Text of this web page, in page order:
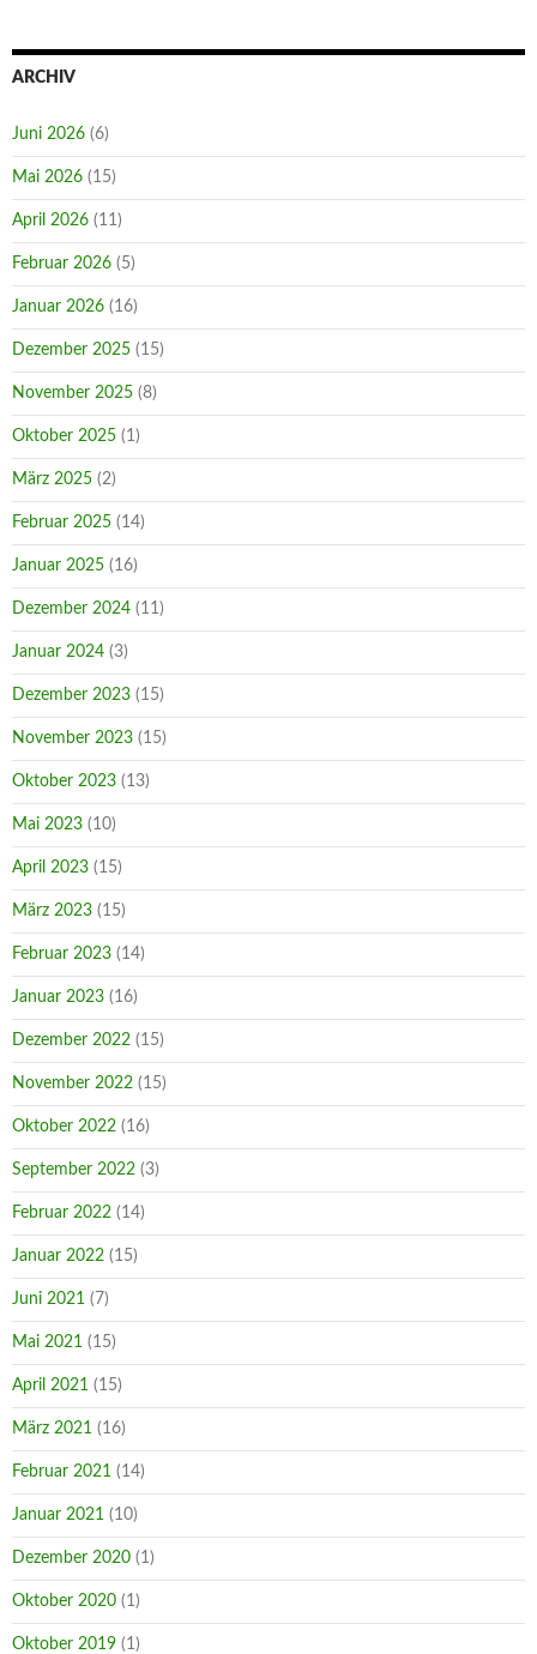
ARCHIV
Juni 2026 (6)
Mai 2026 (15)
April 2026 (11)
Februar 2026 (5)
Januar 2026 (16)
Dezember 2025 (15)
November 2025 (8)
Oktober 2025 (1)
März 2025 (2)
Februar 2025 (14)
Januar 2025 (16)
Dezember 2024 (11)
Januar 2024 (3)
Dezember 2023 (15)
November 2023 (15)
Oktober 2023 (13)
Mai 2023 (10)
April 2023 (15)
März 2023 (15)
Februar 2023 (14)
Januar 2023 (16)
Dezember 2022 (15)
November 2022 (15)
Oktober 2022 (16)
September 2022 (3)
Februar 2022 (14)
Januar 2022 (15)
Juni 2021 (7)
Mai 2021 (15)
April 2021 (15)
März 2021 (16)
Februar 2021 (14)
Januar 2021 (10)
Dezember 2020 (1)
Oktober 2020 (1)
Oktober 2019 (1)